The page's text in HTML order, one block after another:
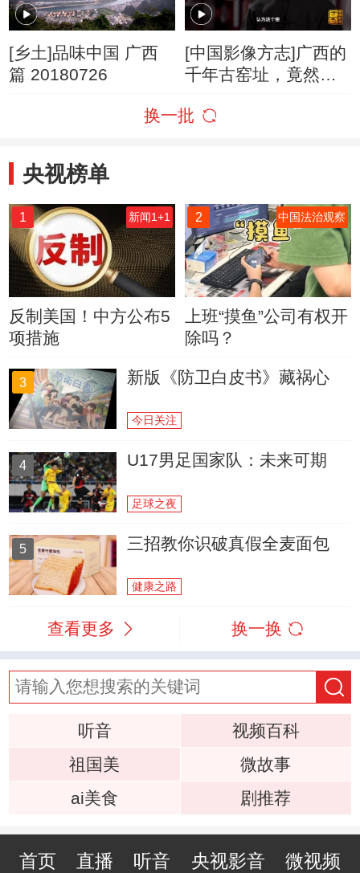
[乡土]品味中国 广西
篇 20180726
[中国影像方志]广西的
千年古窑址，竟然藏
换一批
央视榜单
1 新闻1+1
反制美国！中方公布5
项措施
2 中国法治观察
上班“摸鱼”公司有权开
除吗？
3 新版《防卫白皮书》藏祸心
今日关注
4 U17男足国家队：未来可期
足球之夜
5 三招教你识破真假全麦面包
健康之路
查看更多 换一换
听音
视频百科
祖国美
微故事
ai美食
剧推荐
首页 直播 听音 央视影音 微视频